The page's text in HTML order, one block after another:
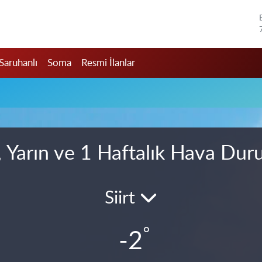
Soma Resmi İlanlar
Yarın ve 1 Haftalık Hava
Siirt
-2°